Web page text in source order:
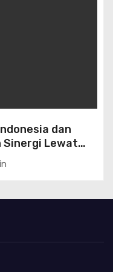
dan
Sinergi Lewat
Kolaborasi